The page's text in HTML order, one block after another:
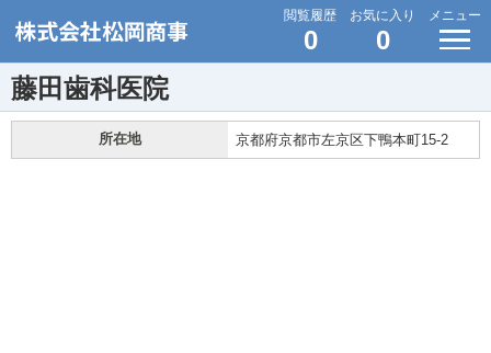
閲覧履歴
0
お気に入り
0
メニュー
藤田歯科医院
所在地 京都府京都市左京区下鴨本町15-2